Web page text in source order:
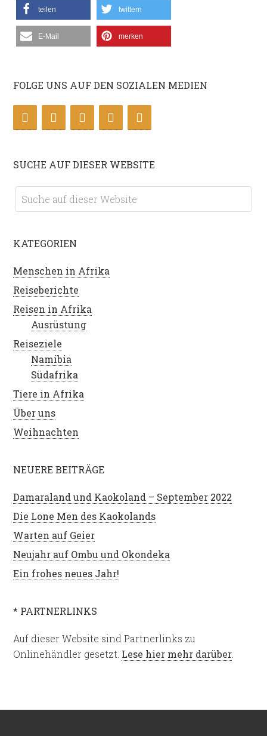
teilen twittern
E-Mail merken
FOLGE UNS AUF DEN SOZIALEN MEDIEN
SUCHE AUF DIESER WEBSITE
KATEGORIEN
Menschen in Afrika
Reiseberichte
Reisen in Afrika
Ausrüstung
Reiseziele
Namibia
Südafrika
Tiere in Afrika
Über uns
Weihnachten
NEUERE BEITRÄGE
Damaraland und Kaokoland – September 2022
Die Lone Men des Kaokolands
Warten auf Geier
Neujahr auf Ombu und Okondeka
Ein frohes neues Jahr!
* PARTNERLINKS
Auf dieser Website sind Partnerlinks zu
Onlinehändler gesetzt. Lese hier mehr darüber